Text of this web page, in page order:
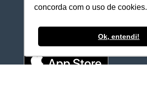
concorda com o uso de cookies.
Ok, entendi!
Download our apps